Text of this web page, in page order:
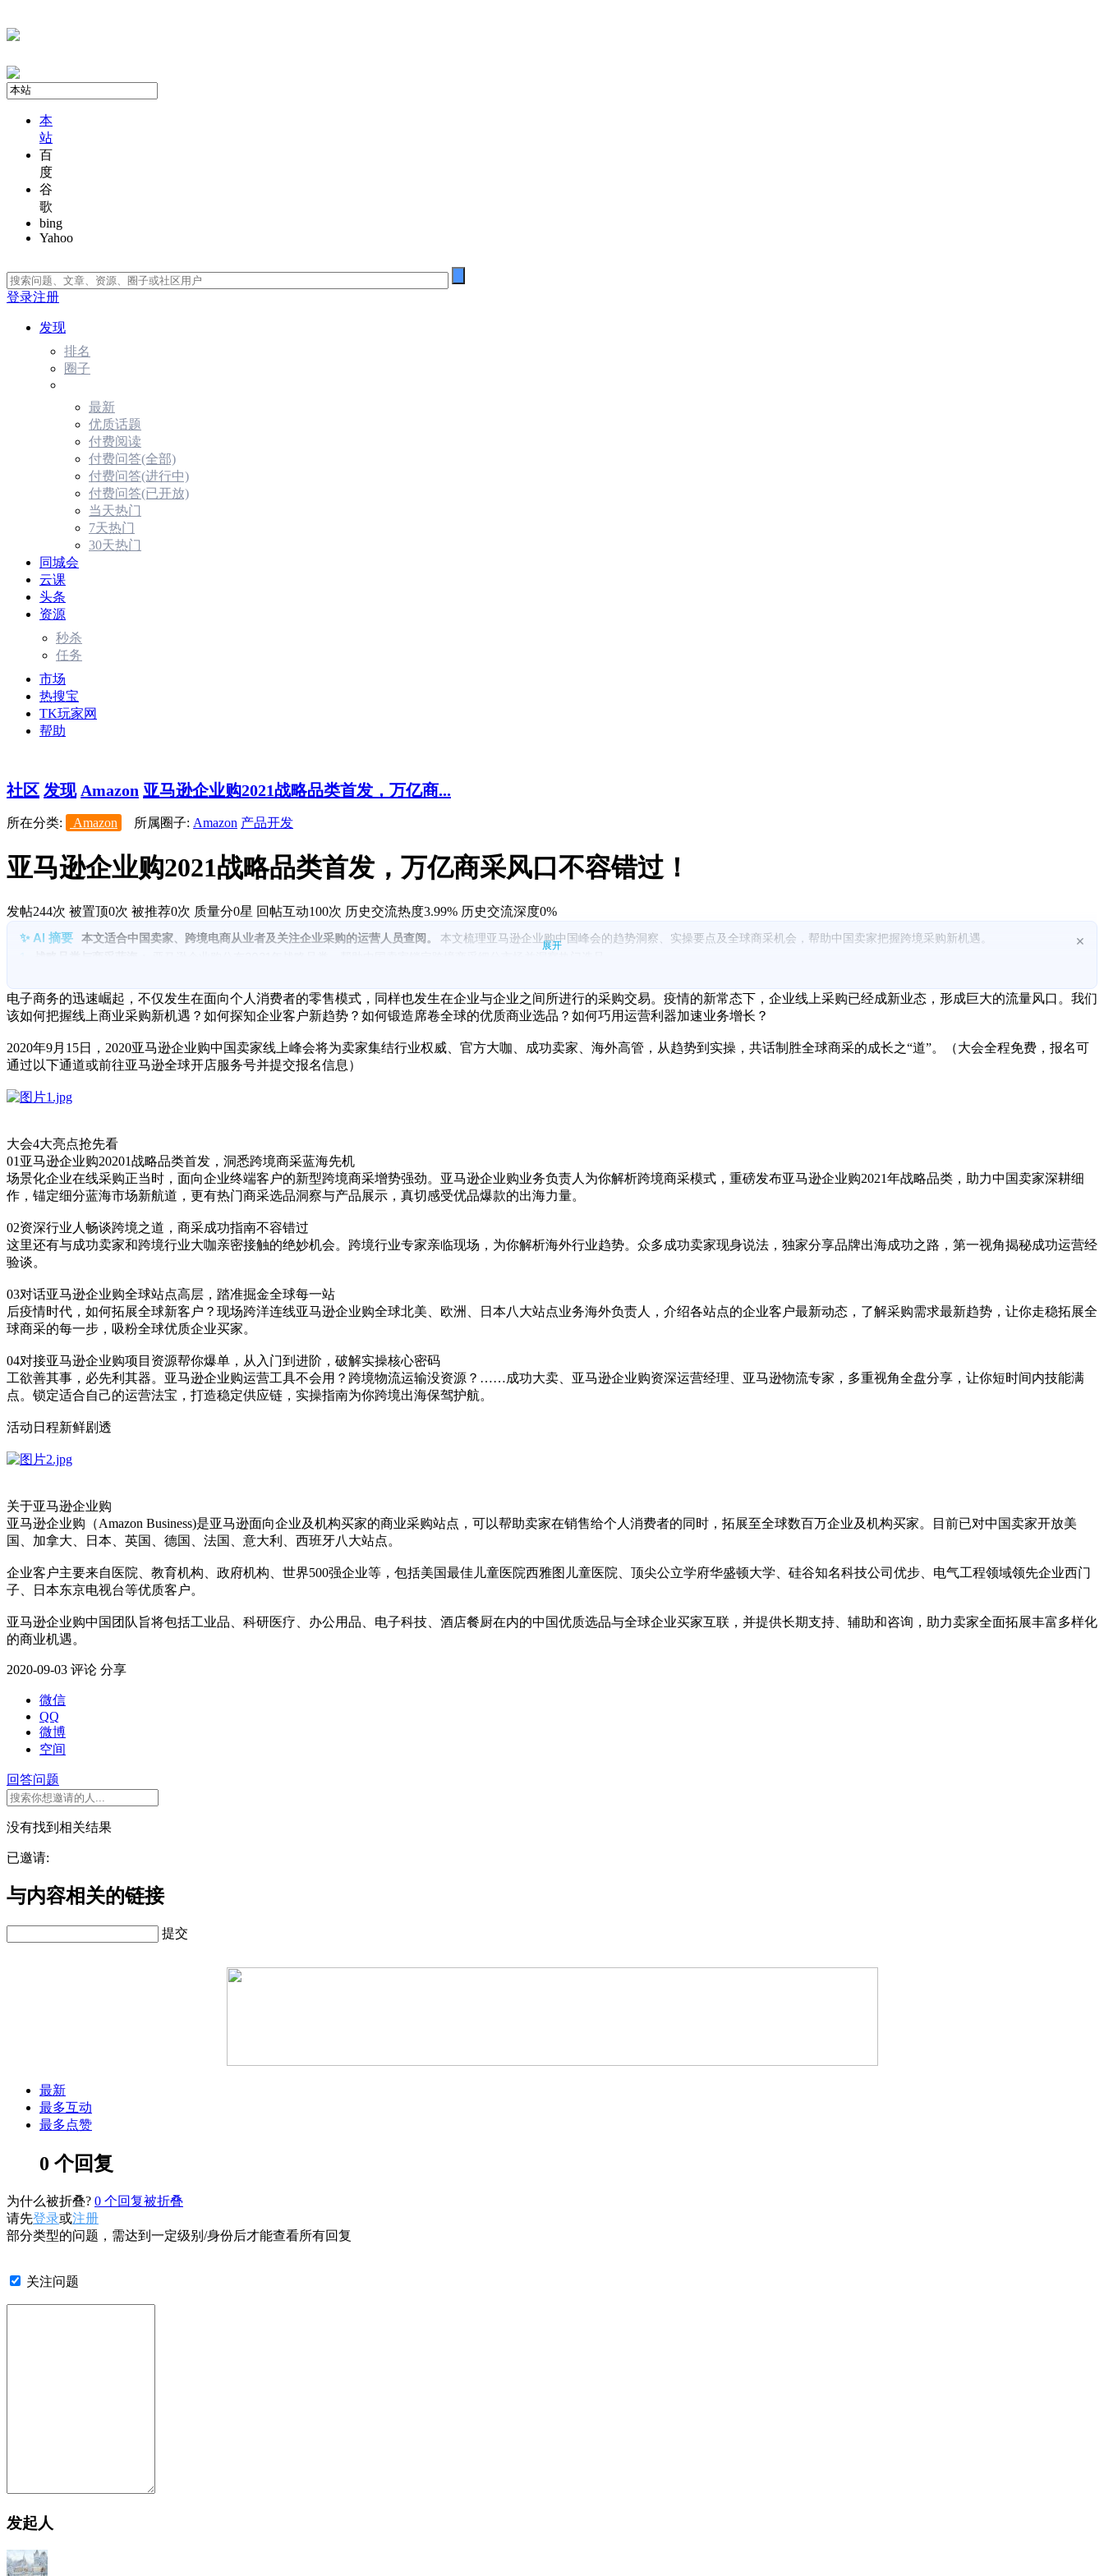
本
站
百
度
谷
歌
bing
Yahoo
登录注册
发现
排名
圈子
最新
优质话题
付费阅读
付费问答(全部)
付费问答(进行中)
付费问答(已开放)
当天热门
7天热门
30天热门
同城会
云课
头条
资源
秒杀
任务
市场
热搜宝
TK玩家网
帮助
社区 发现 Amazon 亚马逊企业购2021战略品类首发，万亿商...
所在分类: Amazon 所属圈子: Amazon 产品开发
亚马逊企业购2021战略品类首发，万亿商采风口不容错过！
发帖244次 被置顶0次 被推荐0次 质量分0星 回帖互动100次 历史交流热度3.99% 历史交流深度0%
×
本文适合中国卖家、跨境电商从业者及关注企业采购的运营人员查阅。 本文梳理亚马逊企业购中国峰会的趋势洞察、实操要点及全球商采机会，帮助中国卖家把握跨境采购新机遇。
3. 全球站点布局：与全球站点高层对话，了解北美、欧洲、日本等站点的买家动态与需求趋势，支撑多站点拓展。
4. 实操工具与资源对接：分享运营工具使用、跨境物流资源与供应链建设要点，提升落地能力。
展开
电子商务的迅速崛起，不仅发生在面向个人消费者的零售模式，同样也发生在企业与企业之间所进行的采购交易。疫情的新常态下，企业线上采购已经成新业态，形成巨大的流量风口。我们
该如何把握线上商业采购新机遇？如何探知企业客户新趋势？如何锻造席卷全球的优质商业选品？如何巧用运营利器加速业务增长？
2020年9月15日，2020亚马逊企业购中国卖家线上峰会将为卖家集结行业权威、官方大咖、成功卖家、海外高管，从趋势到实操，共话制胜全球商采的成长之“道”。（大会全程免费，报名可
通过以下通道或前往亚马逊全球开店服务号并提交报名信息）
大会4大亮点抢先看
01亚马逊企业购20201战略品类首发，洞悉跨境商采蓝海先机
场景化企业在线采购正当时，面向企业终端客户的新型跨境商采增势强劲。亚马逊企业购业务负责人为你解析跨境商采模式，重磅发布亚马逊企业购2021年战略品类，助力中国卖家深耕细
作，锚定细分蓝海市场新航道，更有热门商采选品洞察与产品展示，真切感受优品爆款的出海力量。
02资深行业人畅谈跨境之道，商采成功指南不容错过
这里还有与成功卖家和跨境行业大咖亲密接触的绝妙机会。跨境行业专家亲临现场，为你解析海外行业趋势。众多成功卖家现身说法，独家分享品牌出海成功之路，第一视角揭秘成功运营经
验谈。
03对话亚马逊企业购全球站点高层，踏准掘金全球每一站
后疫情时代，如何拓展全球新客户？现场跨洋连线亚马逊企业购全球北美、欧洲、日本八大站点业务海外负责人，介绍各站点的企业客户最新动态，了解采购需求最新趋势，让你走稳拓展全
球商采的每一步，吸粉全球优质企业买家。
04对接亚马逊企业购项目资源帮你爆单，从入门到进阶，破解实操核心密码
工欲善其事，必先利其器。亚马逊企业购运营工具不会用？跨境物流运输没资源？……成功大卖、亚马逊企业购资深运营经理、亚马逊物流专家，多重视角全盘分享，让你短时间内技能满
点。锁定适合自己的运营法宝，打造稳定供应链，实操指南为你跨境出海保驾护航。
活动日程新鲜剧透
关于亚马逊企业购
亚马逊企业购（Amazon Business)是亚马逊面向企业及机构买家的商业采购站点，可以帮助卖家在销售给个人消费者的同时，拓展至全球数百万企业及机构买家。目前已对中国卖家开放美
国、加拿大、日本、英国、德国、法国、意大利、西班牙八大站点。
企业客户主要来自医院、教育机构、政府机构、世界500强企业等，包括美国最佳儿童医院西雅图儿童医院、顶尖公立学府华盛顿大学、硅谷知名科技公司优步、电气工程领域领先企业西门
子、日本东京电视台等优质客户。
亚马逊企业购中国团队旨将包括工业品、科研医疗、办公用品、电子科技、酒店餐厨在内的中国优质选品与全球企业买家互联，并提供长期支持、辅助和咨询，助力卖家全面拓展丰富多样化
的商业机遇。
2020-09-03 评论 分享
微信
QQ
微博
空间
回答问题
没有找到相关结果
已邀请:
与内容相关的链接
提交
最新
最多互动
最多点赞
0 个回复
为什么被折叠? 0 个回复被折叠
请先登录或注册
部分类型的问题，需达到一定级别/身份后才能查看所有回复
关注问题
发起人